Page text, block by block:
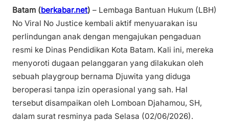
Batam (berkabar.net) – Lembaga Bantuan Hukum (LBH)
No Viral No Justice kembali aktif menyuarakan isu
perlindungan anak dengan mengajukan pengaduan
resmi ke Dinas Pendidikan Kota Batam. Kali ini, mereka
menyoroti dugaan pelanggaran yang dilakukan oleh
sebuah playgroup bernama Djuwita yang diduga
beroperasi tanpa izin operasional yang sah. Hal
tersebut disampaikan oleh Lomboan Djahamou, SH,
dalam surat resminya pada Selasa (02/06/2026).